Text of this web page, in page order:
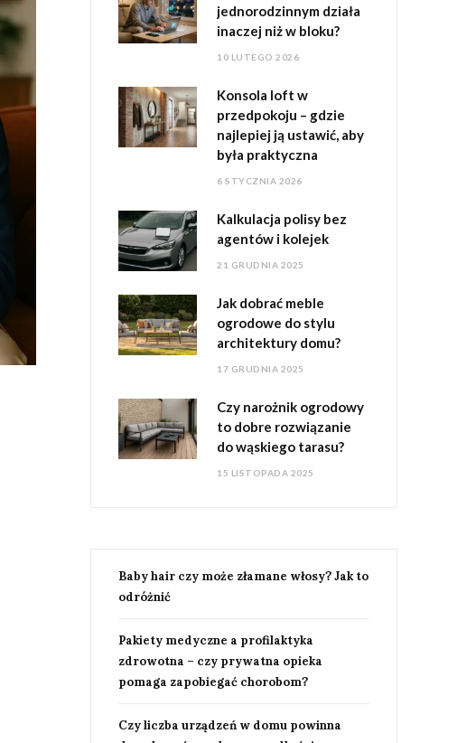
jednorodzinnym działa
inaczej niż w bloku?
10 LUTEGO 2026
Konsola loft w
przedpokoju – gdzie
najlepiej ją ustawić, aby
była praktyczna
6 STYCZNIA 2026
Kalkulacja polisy bez
agentów i kolejek
21 GRUDNIA 2025
Jak dobrać meble
ogrodowe do stylu
architektury domu?
17 GRUDNIA 2025
Czy narożnik ogrodowy
to dobre rozwiązanie
do wąskiego tarasu?
15 LISTOPADA 2025
Baby hair czy może złamane włosy? Jak to
odróżnić
Pakiety medyczne a profilaktyka
zdrowotna – czy prywatna opieka
pomaga zapobiegać chorobom?
Czy liczba urządzeń w domu powinna